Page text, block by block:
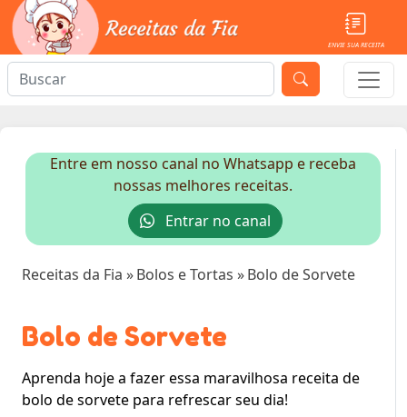
ENVIE SUA RECEITA
Entre em nosso canal no Whatsapp e receba
nossas melhores receitas.
Entrar no canal
Receitas da Fia »Bolos e Tortas »Bolo de Sorvete
Bolo de Sorvete
Aprenda hoje a fazer essa maravilhosa receita de
bolo de sorvete para refrescar seu dia!